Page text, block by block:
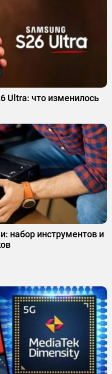
Ultra: что изменилось
набор инструментов и